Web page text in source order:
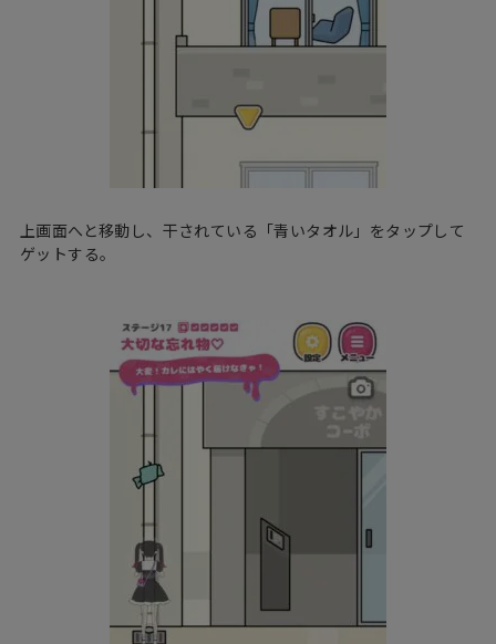
上画面へと移動し、干されている「青いタオル」をタップして
ゲットする。